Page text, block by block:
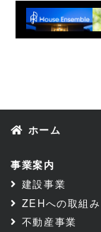
ホーム
事業案内
建設事業
ZEHへの取組み
不動産事業